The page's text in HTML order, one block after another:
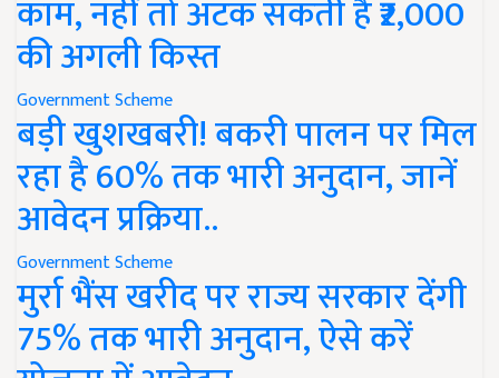
काम, नहीं तो अटक सकती है ₹2,000
की अगली किस्त
Government Scheme
बड़ी खुशखबरी! बकरी पालन पर मिल
रहा है 60% तक भारी अनुदान, जानें
आवेदन प्रक्रिया..
Government Scheme
मुर्रा भैंस खरीद पर राज्य सरकार देंगी
75% तक भारी अनुदान, ऐसे करें